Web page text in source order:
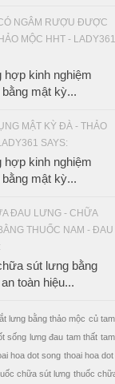
NGÂM RƯỢU ĐƯỢC
MỘC HHT - LADY361
kinh nghiệm
mật kỳ...
MẬT KỲ ĐÀ - THẢO
SAYS:
kinh nghiệm
mật kỳ...
ĐAU LƯNG - CHỮA
THUỐC NAM - ĐAU
sút lưng bằng
toàn hiệu...
lưng bằng thảo mộc củ tam
sống lưng đau tam thất tam
hoa dot song thoai hoa dot
chữa sút lưng thuốc